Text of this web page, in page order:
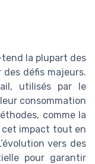
la plupart des
défis majeurs.
utilisés par le
consommation
comme la
cet impact tout en
vers des
pour garantir